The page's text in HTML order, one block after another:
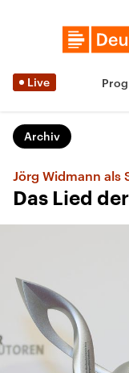
Live
Archiv
Jörg Widmann als
Das Lied